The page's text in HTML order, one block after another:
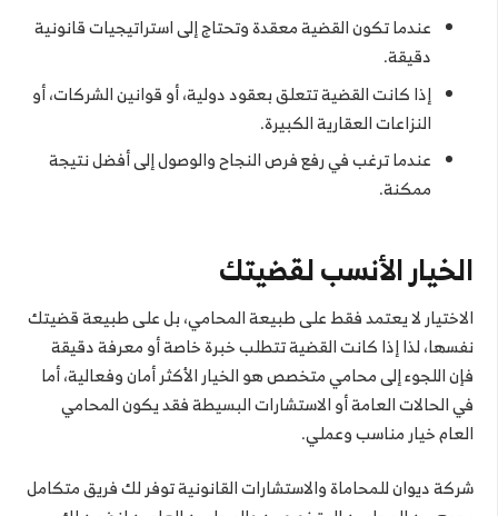
عندما تكون القضية معقدة وتحتاج إلى استراتيجيات قانونية
دقيقة.
إذا كانت القضية تتعلق بعقود دولية، أو قوانين الشركات، أو
النزاعات العقارية الكبيرة.
عندما ترغب في رفع فرص النجاح والوصول إلى أفضل نتيجة
ممكنة.
الخيار الأنسب لقضيتك
الاختيار لا يعتمد فقط على طبيعة المحامي، بل على طبيعة قضيتك
نفسها، لذا إذا كانت القضية تتطلب خبرة خاصة أو معرفة دقيقة
فإن اللجوء إلى محامي متخصص هو الخيار الأكثر أمان وفعالية، أما
في الحالات العامة أو الاستشارات البسيطة فقد يكون المحامي
العام خيار مناسب وعملي.
شركة ديوان للمحاماة والاستشارات القانونية توفر لك فريق متكامل